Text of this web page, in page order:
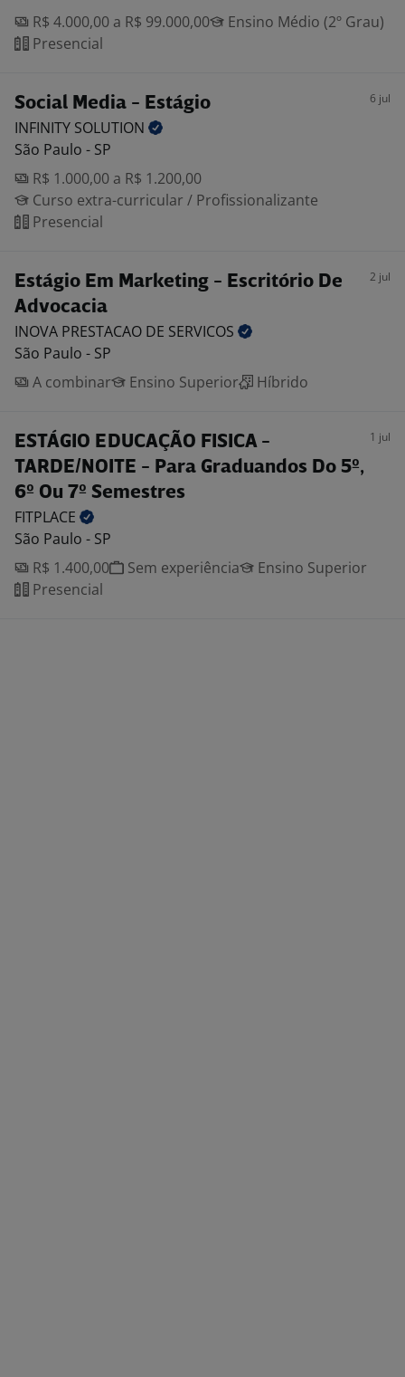
R$ 4.000,00 a R$ 99.000,00
Ensino Médio (2º Grau)
Presencial
Social Media - Estágio 6 jul
INFINITY SOLUTION
São Paulo - SP
R$ 1.000,00 a R$ 1.200,00
Curso extra-curricular / Profissionalizante
Presencial
Estágio Em Marketing - Escritório De
Advocacia
2 jul
INOVA PRESTACAO DE SERVICOS
São Paulo - SP
A combinar
Ensino Superior Híbrido
ESTÁGIO EDUCAÇÃO FISICA -
TARDE/NOITE - Para Graduandos Do 5º,
6º Ou 7º Semestres
1 jul
FITPLACE
São Paulo - SP
R$ 1.400,00
Sem experiência
Ensino Superior
Presencial